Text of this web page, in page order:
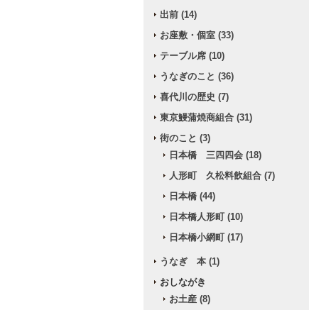
出前 (14)
お座敷・個室 (33)
テーブル席 (10)
うなぎのこと (36)
喜代川の歴史 (7)
東京鰻蒲焼商組合 (31)
街のこと (3)
日本橋 三四四会 (18)
人形町 久松料飲組合 (7)
日本橋 (44)
日本橋人形町 (10)
日本橋小網町 (17)
うなぎ 本 (1)
おしながき
お土産 (8)